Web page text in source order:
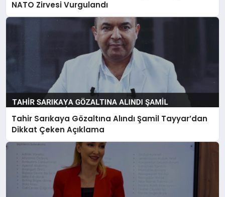
NATO Zirvesi Vurgulandı
Tahir Sarıkaya Gözaltına Alındı Şamil Tayyar’dan
Dikkat Çeken Açıklama